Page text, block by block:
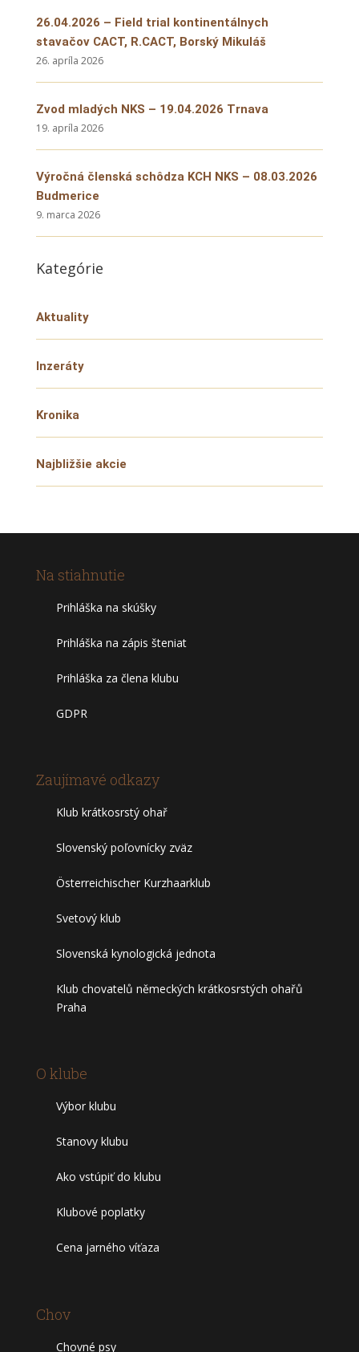
26.04.2026 – Field trial kontinentálnych
stavačov CACT, R.CACT, Borský Mikuláš
26. apríla 2026
Zvod mladých NKS – 19.04.2026 Trnava
19. apríla 2026
Výročná členská schôdza KCH NKS – 08.03.2026
Budmerice
9. marca 2026
Kategórie
Aktuality
Inzeráty
Kronika
Najbližšie akcie
Na stiahnutie
Prihláška na skúšky
Prihláška na zápis šteniat
Prihláška za člena klubu
GDPR
Zaujímavé odkazy
Klub krátkosrstý ohař
Slovenský poľovnícky zväz
Österreichischer Kurzhaarklub
Svetový klub
Slovenská kynologická jednota
Klub chovatelů německých krátkosrstých ohařů
Praha
O klube
Výbor klubu
Stanovy klubu
Ako vstúpiť do klubu
Klubové poplatky
Cena jarného víťaza
Chov
Chovné psy